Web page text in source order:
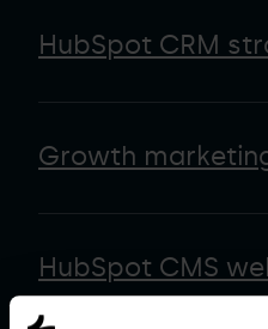
HubSpot CRM
Growth
HubSpot CMS